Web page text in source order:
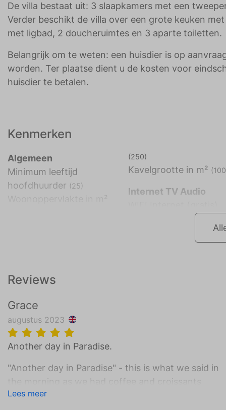
De villa bestaat uit: 3 slaapkamers met een
Verder beschikt de villa over een grote keuken
met ligbad, 2 doucheruimtes en 3 aparte toiletten.
Belangrijk om te weten: een huisdier is op
worden. Ter plaatse dient u de kosten voor
huisdier te betalen.
Kenmerken
Algemeen
Minimum leeftijd
hoofdhuurder (25)
(250)
Kavelgrootte in m²
Internet TV Audio
Reviews
Grace
augustus 2023
Another day in Paradise.
"Another day in Paradise" - this is what we said in
the morning as we had coffee and croissants
looking out at the palm and cypress trees, the lush
Lees meer